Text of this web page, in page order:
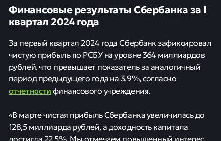
Финансовые результаты Сбербанка за I
квартал 2024 года
За первый квартал 2024 года Сбербанк зафиксировал
чистую прибыль по РСБУ на уровне 364 миллиардов
рублей, что превышает показатель за аналогичный
период предыдущего года на 3,9%, согласно
отчетностифинансового учреждения.
«В марте чистая прибыль Сбербанка увеличилась до
128,5 миллиарда рублей, а доходность капитала
достигла 22,5%. Мы отмечаем повышенный интерес